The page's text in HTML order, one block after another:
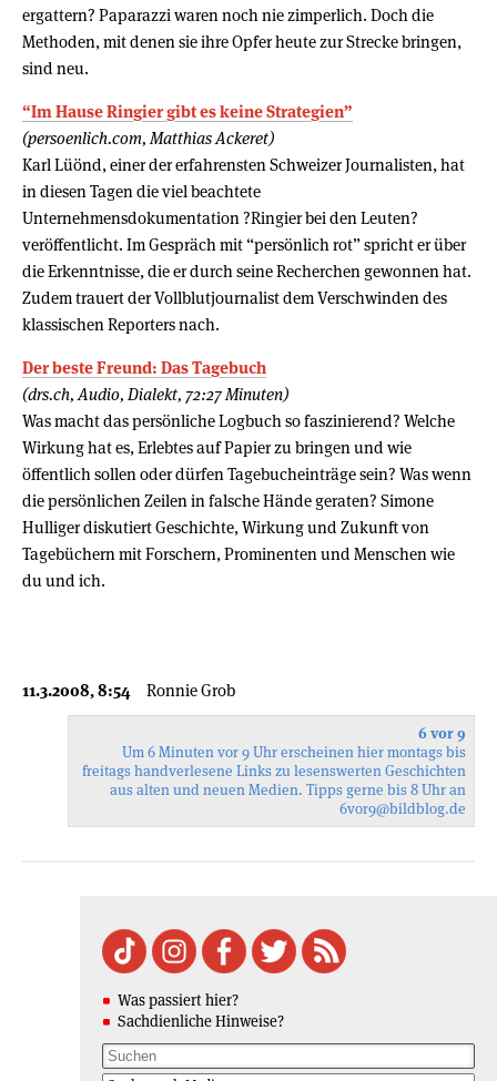
ergattern? Paparazzi waren noch nie zimperlich. Doch die
Methoden, mit denen sie ihre Opfer heute zur Strecke bringen,
sind neu.
“Im Hause Ringier gibt es keine Strategien”
(persoenlich.com, Matthias Ackeret)
Karl Lüönd, einer der erfahrensten Schweizer Journalisten, hat
in diesen Tagen die viel beachtete
Unternehmensdokumentation ?Ringier bei den Leuten?
veröffentlicht. Im Gespräch mit “persönlich rot” spricht er über
die Erkenntnisse, die er durch seine Recherchen gewonnen hat.
Zudem trauert der Vollblutjournalist dem Verschwinden des
klassischen Reporters nach.
Der beste Freund: Das Tagebuch
(drs.ch, Audio, Dialekt, 72:27 Minuten)
Was macht das persönliche Logbuch so faszinierend? Welche
Wirkung hat es, Erlebtes auf Papier zu bringen und wie
öffentlich sollen oder dürfen Tagebucheinträge sein? Was wenn
die persönlichen Zeilen in falsche Hände geraten? Simone
Hulliger diskutiert Geschichte, Wirkung und Zukunft von
Tagebüchern mit Forschern, Prominenten und Menschen wie
du und ich.
11.3.2008, 8:54 Ronnie Grob
6 vor 9
Um 6 Minuten vor 9 Uhr erscheinen hier montags bis
freitags handverlesene Links zu lesenswerten Geschichten
aus alten und neuen Medien. Tipps gerne bis 8 Uhr an
6vor9@bildblog.de
Was passiert hier?
Sachdienliche Hinweise?